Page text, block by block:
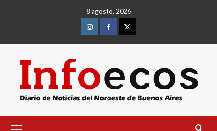
8 agosto, 2026
InstagramFacebookTwitter